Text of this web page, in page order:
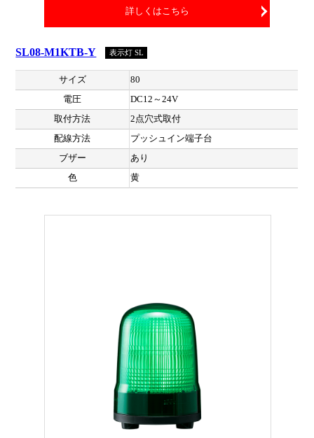
詳しくはこちら
SL08-M1KTB-Y 表示灯 SL
サイズ
80
電圧
DC12～24V
取付方法
2点穴式取付
配線方法
プッシュイン端子台
ブザー
あり
色
黄